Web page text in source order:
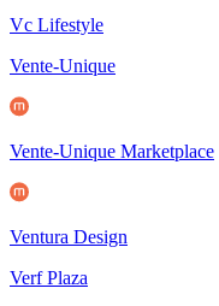
Vc Lifestyle
Vente-Unique
Vente-Unique Marketplace
Ventura Design
Verf Plaza